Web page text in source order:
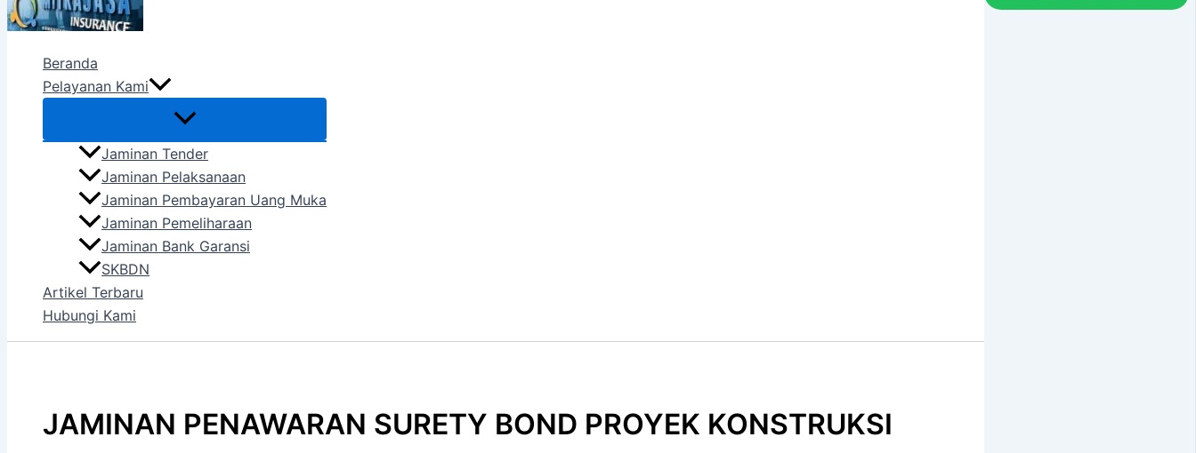
Beranda
Pelayanan Kami
Jaminan Tender
Jaminan Pelaksanaan
Jaminan Pembayaran Uang Muka
Jaminan Pemeliharaan
Jaminan Bank Garansi
SKBDN
Artikel Terbaru
Hubungi Kami
JAMINAN PENAWARAN SURETY BOND PROYEK KONSTRUKSI